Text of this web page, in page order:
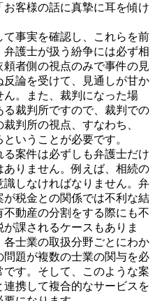
客様の話に真摯に耳を傾け
事実を確認し、これらを前
護士が扱う紛争には必ず相
者側の視点のみで事件の見
論を受けて、見通しが甘か
。また、裁判になった場
裁判所ですので、裁判での
判所の視点、すなわち、
いうことが必要です。
案件は必ずしも弁護士だけ
りません。例えば、相続の
しなければなりません。弁
税金との関係では不利な結
動産の分割をする際にも不
課されるケースもありま
士業の取扱分野ごとにわか
題が複数の士業の関与を必
す。そして、このような案
携して複合的なサービスを